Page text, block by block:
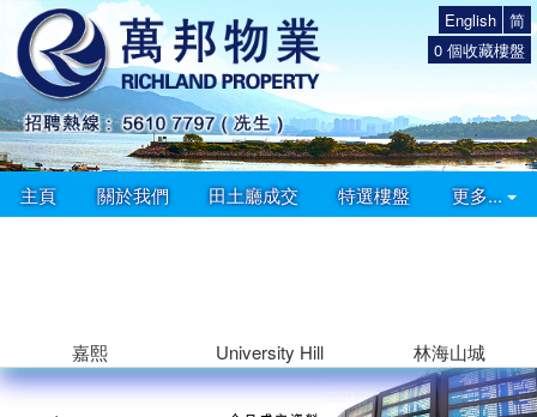
简
English
0 個收藏樓盤
主頁 關於我們 田土廳成交 特選樓盤 更多...
嘉熙 University Hill 林海山城